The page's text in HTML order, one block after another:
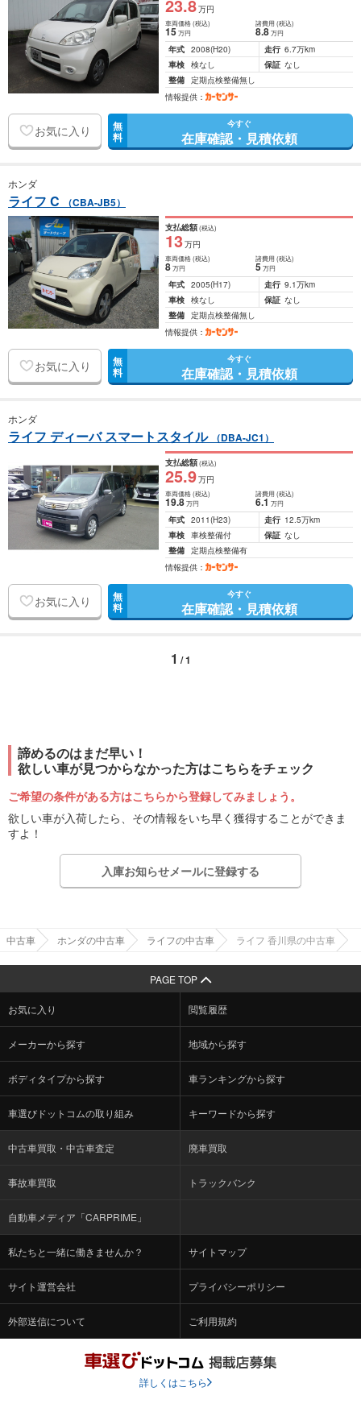
23.8万円
車両価格(税込)
15万円
諸費用 (税込)
8.8 万円
年式 2008(H20) 走行 6.7万km
車検 検なし 保証 なし
整備 定期点検整備無し
情報提供：
お気に入り 無
料
今すぐ
在庫確認・見積依頼
ホンダ
ライフ C （CBA-JB5）
支払総額(税込)
13万円
車両価格(税込)
8万円
諸費用 (税込)
5 万円
年式 2005(H17) 走行 9.1万km
車検 検なし 保証 なし
整備 定期点検整備無し
情報提供：
お気に入り 無
料
今すぐ
在庫確認・見積依頼
ホンダ
ライフ ディーバ スマートスタイル （DBA-JC1）
支払総額(税込)
25.9万円
車両価格(税込)
19.8万円
諸費用 (税込)
6.1 万円
年式 2011(H23) 走行 12.5万km
車検 車検整備付 保証 なし
整備 定期点検整備有
情報提供：
お気に入り 無
料
今すぐ
在庫確認・見積依頼
1 / 1
諦めるのはまだ早い！
欲しい車が見つからなかった方はこちらをチェック
ご希望の条件がある方はこちらから登録してみましょう。
欲しい車が入荷したら、その情報をいち早く獲得することができま
すよ！
入庫お知らせメールに登録する
中古車 ホンダの中古車 ライフの中古車 ライフ 香川県の中古車
PAGE TOP
お気に入り 閲覧履歴
メーカーから探す 地域から探す
ボディタイプから探す 車ランキングから探す
車選びドットコムの取り組み キーワードから探す
中古車買取・中古車査定 廃車買取
事故車買取 トラックバンク
自動車メディア「CARPRIME」
私たちと一緒に働きませんか？ サイトマップ
サイト運営会社 プライバシーポリシー
外部送信について ご利用規約
詳しくはこちら